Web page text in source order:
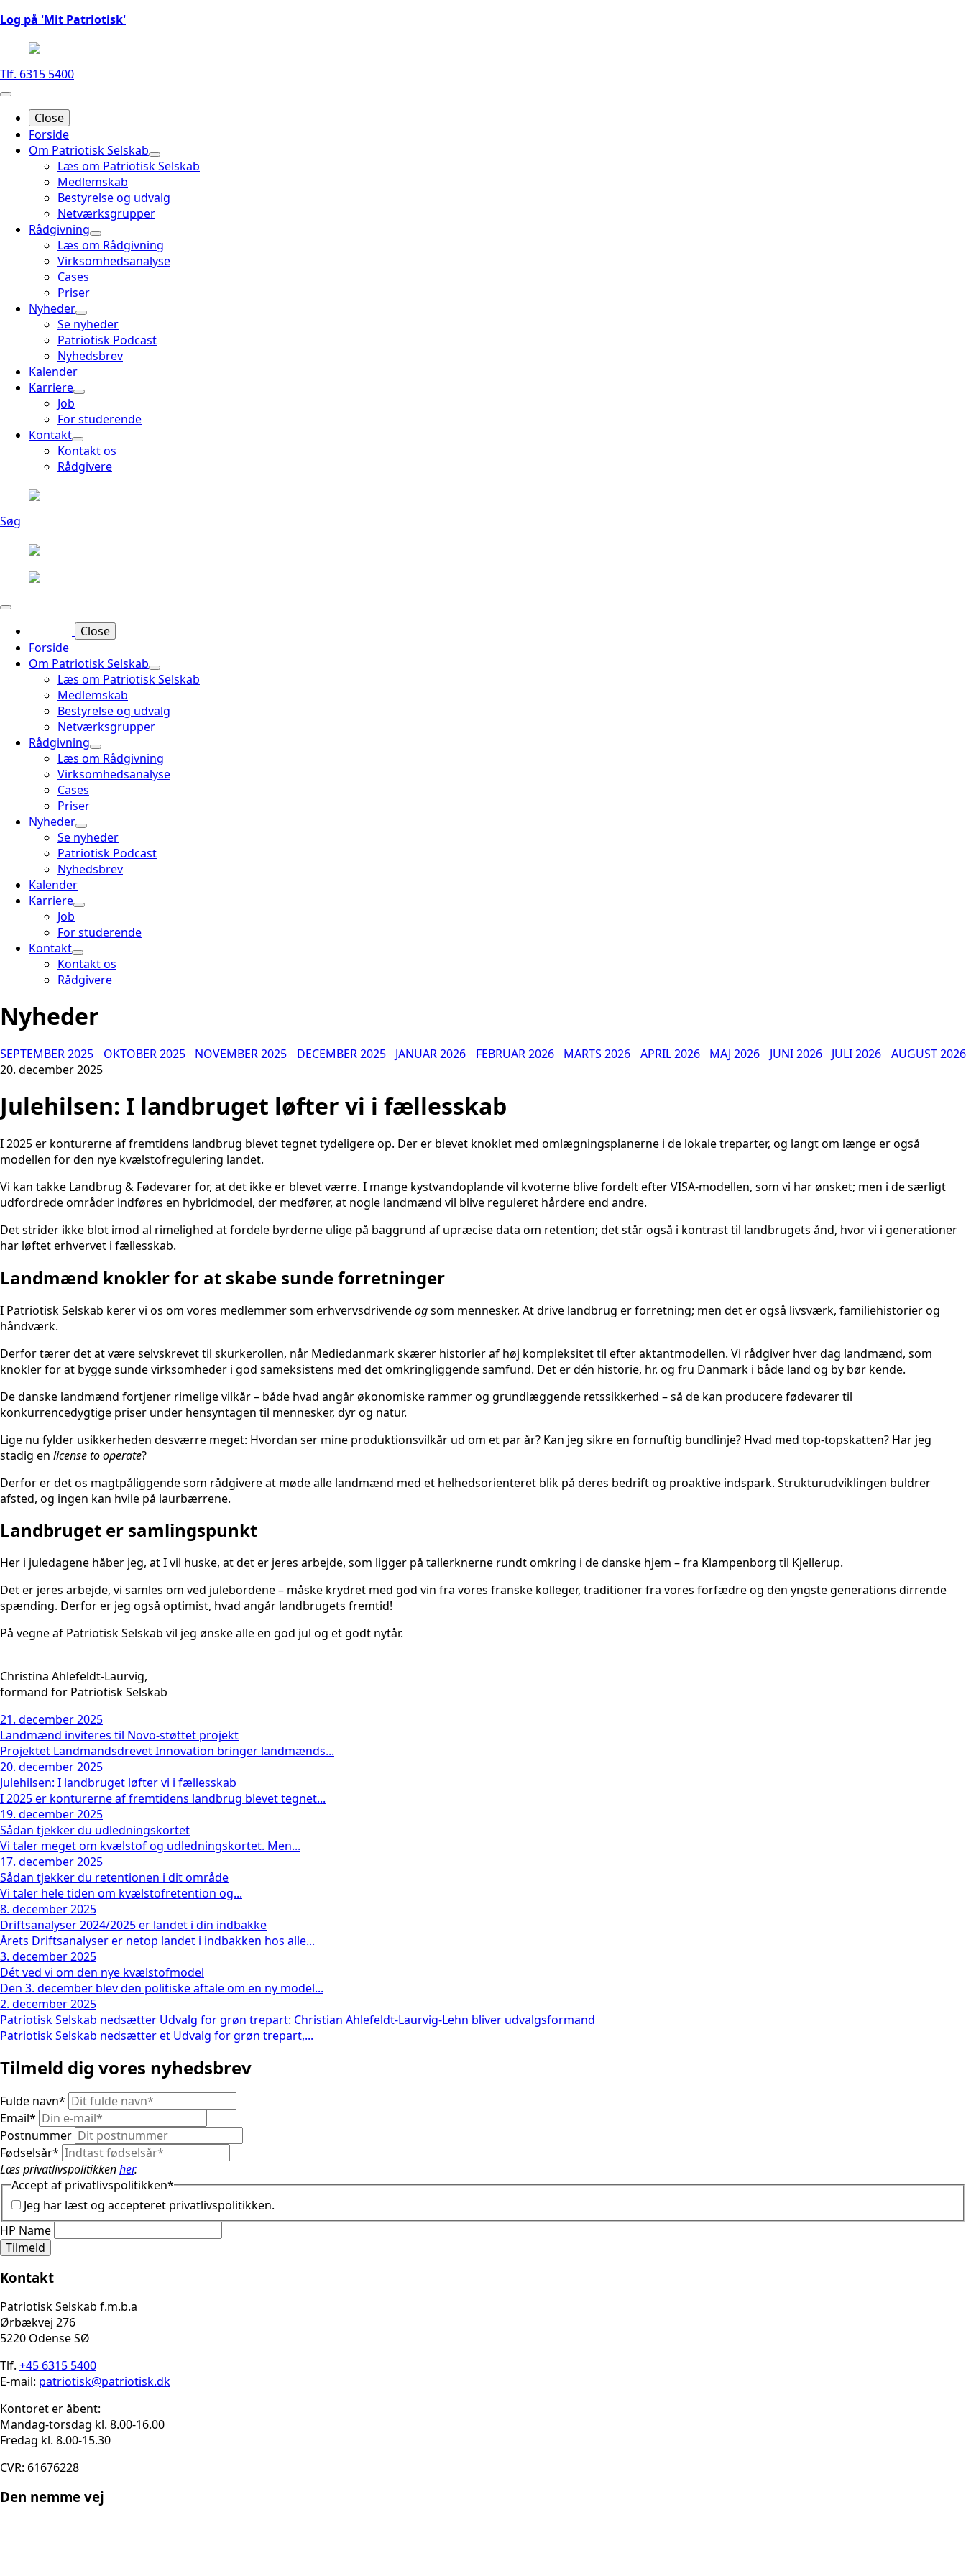
Log på 'Mit Patriotisk'
Tlf. 6315 5400
Close
Forside
Om Patriotisk Selskab
Læs om Patriotisk Selskab
Medlemskab
Bestyrelse og udvalg
Netværksgrupper
Rådgivning
Læs om Rådgivning
Virksomhedsanalyse
Cases
Priser
Nyheder
Se nyheder
Patriotisk Podcast
Nyhedsbrev
Kalender
Karriere
Job
For studerende
Kontakt
Kontakt os
Rådgivere
Søg
Close
Forside
Om Patriotisk Selskab
Læs om Patriotisk Selskab
Medlemskab
Bestyrelse og udvalg
Netværksgrupper
Rådgivning
Læs om Rådgivning
Virksomhedsanalyse
Cases
Priser
Nyheder
Se nyheder
Patriotisk Podcast
Nyhedsbrev
Kalender
Karriere
Job
For studerende
Kontakt
Kontakt os
Rådgivere
Nyheder
AUGUST 2026
JULI 2026
JUNI 2026
MAJ 2026
APRIL 2026
MARTS 2026
FEBRUAR 2026
JANUAR 2026
DECEMBER 2025
NOVEMBER 2025
OKTOBER 2025
SEPTEMBER 2025
20. december 2025
Julehilsen: I landbruget løfter vi i fællesskab
I 2025 er konturerne af fremtidens landbrug blevet tegnet tydeligere op. Der er blevet knoklet med omlægningsplanerne i de lokale treparter, og langt om længe er også
modellen for den nye kvælstofregulering landet.
Vi kan takke Landbrug & Fødevarer for, at det ikke er blevet værre. I mange kystvandoplande vil kvoterne blive fordelt efter VISA-modellen, som vi har ønsket; men i de særligt
udfordrede områder indføres en hybridmodel, der medfører, at nogle landmænd vil blive reguleret hårdere end andre.
Det strider ikke blot imod al rimelighed at fordele byrderne ulige på baggrund af upræcise data om retention; det står også i kontrast til landbrugets ånd, hvor vi i generationer
har løftet erhvervet i fællesskab.
Landmænd knokler for at skabe sunde forretninger
I Patriotisk Selskab kerer vi os om vores medlemmer som erhvervsdrivendeogsom mennesker. At drive landbrug er forretning; men det er også livsværk, familiehistorier og
håndværk.
Derfor tærer det at være selvskrevet til skurkerollen, når Mediedanmark skærer historier af høj kompleksitet til efter aktantmodellen. Vi rådgiver hver dag landmænd, som
knokler for at bygge sunde virksomheder i god sameksistens med det omkringliggende samfund. Det er dén historie, hr. og fru Danmark i både land og by bør kende.
De danske landmænd fortjener rimelige vilkår – både hvad angår økonomiske rammer og grundlæggende retssikkerhed – så de kan producere fødevarer til
konkurrencedygtige priser under hensyntagen til mennesker, dyr og natur.
Lige nu fylder usikkerheden desværre meget: Hvordan ser mine produktionsvilkår ud om et par år? Kan jeg sikre en fornuftig bundlinje? Hvad med top-topskatten? Har jeg
stadig en license to operate?
Derfor er det os magtpåliggende som rådgivere at møde alle landmænd med et helhedsorienteret blik på deres bedrift og proaktive indspark. Strukturudviklingen buldrer
afsted, og ingen kan hvile på laurbærrene.
Landbruget er samlingspunkt
Her i juledagene håber jeg, at I vil huske, at det er jeres arbejde, som ligger på tallerknerne rundt omkring i de danske hjem – fra Klampenborg til Kjellerup.
Det er jeres arbejde, vi samles om ved julebordene – måske krydret med god vin fra vores franske kolleger, traditioner fra vores forfædre og den yngste generations dirrende
spænding. Derfor er jeg også optimist, hvad angår landbrugets fremtid!
På vegne af Patriotisk Selskab vil jeg ønske alle en god jul og et godt nytår.
Christina Ahlefeldt-Laurvig,
formand for Patriotisk Selskab
21. december 2025
Landmænd inviteres til Novo-støttet projekt
Projektet Landmandsdrevet Innovation bringer landmænds...
20. december 2025
Julehilsen: I landbruget løfter vi i fællesskab
I 2025 er konturerne af fremtidens landbrug blevet tegnet...
19. december 2025
Sådan tjekker du udledningskortet
Vi taler meget om kvælstof og udledningskortet. Men...
17. december 2025
Sådan tjekker du retentionen i dit område
Vi taler hele tiden om kvælstofretention og...
8. december 2025
Driftsanalyser 2024/2025 er landet i din indbakke
Årets Driftsanalyser er netop landet i indbakken hos alle...
3. december 2025
Dét ved vi om den nye kvælstofmodel
Den 3. december blev den politiske aftale om en ny model...
2. december 2025
Patriotisk Selskab nedsætter Udvalg for grøn trepart: Christian Ahlefeldt-Laurvig-Lehn bliver udvalgsformand
Patriotisk Selskab nedsætter et Udvalg for grøn trepart,...
Tilmeld dig vores nyhedsbrev
Fulde navn*
Email*
Postnummer
Fødselsår*
Læs privatlivspolitikkenher.
Accept af privatlivspolitikken*
Jeg har læst og accepteret privatlivspolitikken.
HP Name
Tilmeld
Kontakt
Patriotisk Selskab f.m.b.a
Ørbækvej 276
5220 Odense SØ
Tlf. +45 6315 5400
E-mail: patriotisk@patriotisk.dk
Kontoret er åbent:
Mandag-torsdag kl. 8.00-16.00
Fredag kl. 8.00-15.30
CVR: 61676228
Den nemme vej